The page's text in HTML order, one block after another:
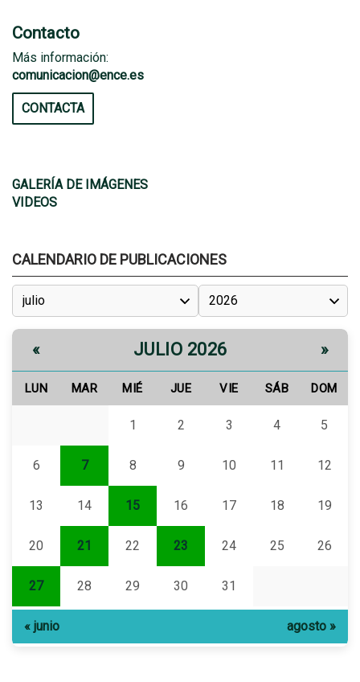
Contacto
Más información:
comunicacion@ence.es
CONTACTA
GALERÍA DE IMÁGENES
VIDEOS
CALENDARIO DE PUBLICACIONES
« JULIO 2026 »
LUN MAR MIÉ JUE VIE SÁB DOM
1 2 3 4 5
6 7 8 9 10 11 12
13 14 15 16 17 18 19
20 21 22 23 24 25 26
27 28 29 30 31
« junio agosto »